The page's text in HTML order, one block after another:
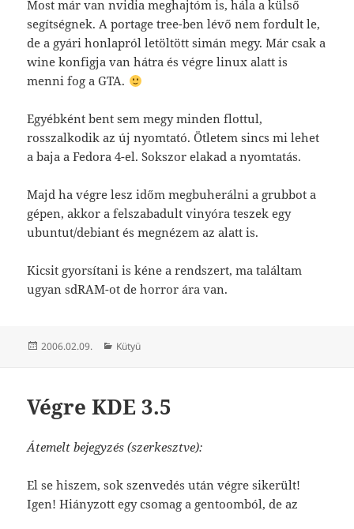
Most már van nvidia meghajtóm is, hála a külső
segí­tségnek. A portage tree-ben lévő nem fordult le,
de a gyári honlapról letöltött simán megy. Már csak a
wine konfigja van hátra és végre linux alatt is
menni fog a GTA.
Egyébként bent sem megy minden flottul,
rosszalkodik az új nyomtató. Ötletem sincs mi lehet
a baja a Fedora 4-el. Sokszor elakad a nyomtatás.
Majd ha végre lesz időm megbuherálni a grubbot a
gépen, akkor a felszabadult vinyóra teszek egy
ubuntut/debiant és megnézem az alatt is.
Kicsit gyorsítani is kéne a rendszert, ma találtam
ugyan sdRAM-ot de horror ára van.
Közzétéve
2006.02.09. Kategória
Kütyü
Végre KDE 3.5
Átemelt bejegyzés (szerkesztve):
El se hiszem, sok szenvedés után végre sikerült!
Igen! Hiányzott egy csomag a gentoomból, de az